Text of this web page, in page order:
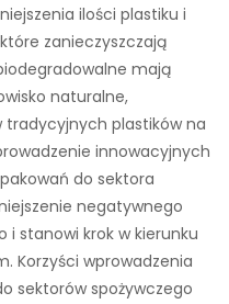
ilości plastiku i
zanieczyszczają
mają
naturalne,
tradycyjnych plastików na
innowacyjnych
do sektora
negatywnego
i stanowi krok w kierunku
Korzyści wprowadzenia
sektorów spożywczego